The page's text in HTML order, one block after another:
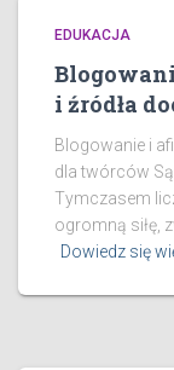
EDUKACJA
i źródła
Blogowanie i
dla twórców Są
Tymczasem
ogromną siłę,
Dowiedz się